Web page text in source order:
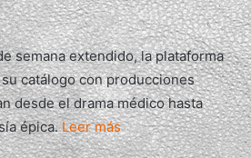
semana extendido, la plataforma
catálogo con producciones
desde el drama médico hasta
épica.Leer más